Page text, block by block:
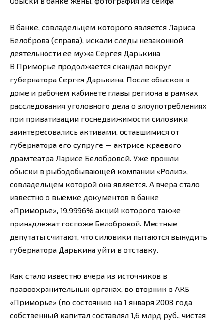
В банке, совладельцем которого является Лариса
Белоброва (справа), искали следы незаконной
деятельности ее мужа Сергея Дарькина
В Приморье продолжается скандал вокруг
губернатора Сергея Дарькина. После обысков в
доме и рабочем кабинете главы региона в рамках
расследования уголовного дела о злоупотреблениях
при приватизации госнедвижимости силовики
заинтересовались активами, оставшимися от
губернатора его супруге — актрисе краевого
драмтеатра Ларисе Белобровой. Уже прошли
обыски в рыбодобывающей компании «Ролиз»,
совладельцем которой она является. А вчера стало
известно о выемке документов в банке
«Приморье», 19,9996% акций которого также
принадлежат госпоже Белобровой. Местные
депутаты считают, что силовики пытаются вынудить
губернатора Дарькина уйти в отставку.
Как стало известно вчера из источников в
правоохранительных органах, во вторник в АКБ
«Приморье» (по состоянию на 1 января 2008 года
собственный капитал составлял 1,6 млрд руб., чистая